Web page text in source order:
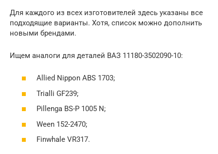
Для каждого из всех изготовителей здесь указаны все
подходящие варианты. Хотя, список можно дополнить
новыми брендами.
Ищем аналоги для деталей ВАЗ 11180-3502090-10:
Allied Nippon ABS 1703;
Trialli GF239;
Pillenga BS-P 1005 N;
Ween 152-2470;
Finwhale VR317.